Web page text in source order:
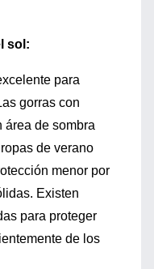
sol:
para
gorras con
de sombra
de verano
menor por
Existen
para proteger
de los